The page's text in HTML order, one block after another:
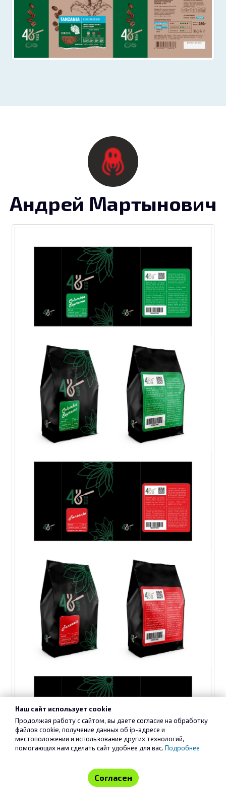
Андрей Мартынович
Наш сайт использует cookie
Продолжая работу с сайтом, вы даете согласие на обработку
файлов cookie, получение данных об ip-адресе и
местоположении и использование других технологий,
помогающих нам сделать сайт удобнее для вас. Подробнее
Согласен